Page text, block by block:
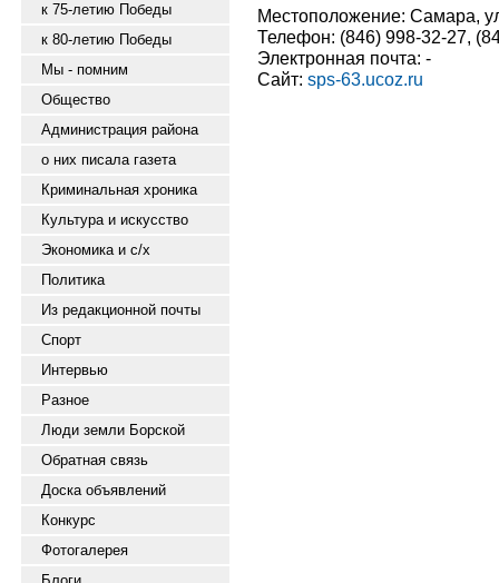
к 75-летию Победы
к 80-летию Победы
Мы - помним
Общество
Администрация района
о них писала газета
Криминальная хроника
Культура и искусство
Экономика и с/х
Политика
Из редакционной почты
Спорт
Интервью
Разное
Люди земли Борской
Обратная связь
Доска объявлений
Конкурс
Фотогалерея
Местоположение: Самара,
Телефон: (846) 998-32-27,
Электронная почта: -
Сайт: sps-63.ucoz.ru